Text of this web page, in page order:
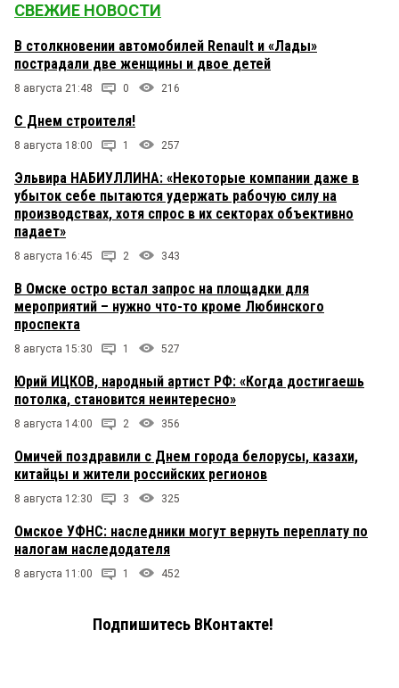
СВЕЖИЕ НОВОСТИ
В столкновении автомобилей Renault и «Лады»
пострадали две женщины и двое детей
8 августа 21:48 0 216
С Днем строителя!
8 августа 18:00 1 257
Эльвира НАБИУЛЛИНА: «Некоторые компании даже в
убыток себе пытаются удержать рабочую силу на
производствах, хотя спрос в их секторах объективно
падает»
8 августа 16:45 2 343
В Омске остро встал запрос на площадки для
мероприятий – нужно что-то кроме Любинского
проспекта
8 августа 15:30 1 527
Юрий ИЦКОВ, народный артист РФ: «Когда достигаешь
потолка, становится неинтересно»
8 августа 14:00 2 356
Омичей поздравили с Днем города белорусы, казахи,
китайцы и жители российских регионов
8 августа 12:30 3 325
Омское УФНС: наследники могут вернуть переплату по
налогам наследодателя
8 августа 11:00 1 452
Подпишитесь ВКонтакте!